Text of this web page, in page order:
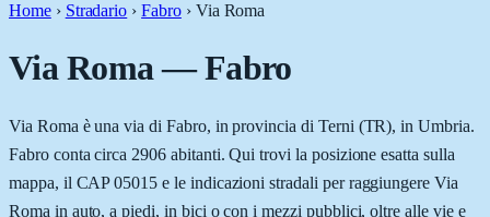
Home › Stradario › Fabro › Via Roma
Via Roma—Fabro
Via Roma è una via di Fabro, in provincia di Terni (TR), in Umbria.
Fabro conta circa 2906 abitanti. Qui trovi la posizione esatta sulla
mappa, il CAP 05015 e le indicazioni stradali per raggiungere Via
Roma in auto, a piedi, in bici o con i mezzi pubblici, oltre alle vie e